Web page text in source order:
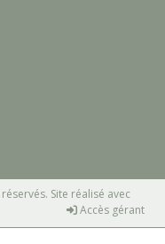
Site réalisé avec
Accès gérant